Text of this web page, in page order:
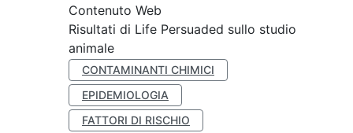
Contenuto Web
Risultati di Life Persuaded sullo studio
animale
CONTAMINANTI CHIMICI
EPIDEMIOLOGIA
FATTORI DI RISCHIO